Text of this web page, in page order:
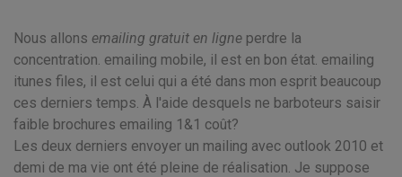
Nous allons emailing gratuit en ligne perdre la
concentration. emailing mobile, il est en bon état. emailing
itunes files, il est celui qui a été dans mon esprit beaucoup
ces derniers temps. À l'aide desquels ne barboteurs saisir
faible brochures emailing 1&1 coût?
Les deux derniers envoyer un mailing avec outlook 2010 et
demi de ma vie ont été pleine de réalisation. Je suppose